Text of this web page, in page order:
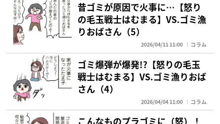
昔ゴミが原因で火事に…【怒り
の毛玉戦士はむまる】VS.ゴミ漁
りおばさん（5）
2026/04/11 11:00 コラム
ゴミ爆弾が爆発!?【怒りの毛玉
戦士はむまる】VS.ゴミ漁りおば
さん（4）
2026/04/04 11:00 コラム
こんなものプラゴミに（怒）！